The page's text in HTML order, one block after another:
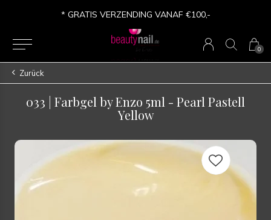
0
* GRATIS VERZENDING VANAF €100,-
Zurück
033 | Farbgel by Enzo 5ml - Pearl Pastell
Yellow